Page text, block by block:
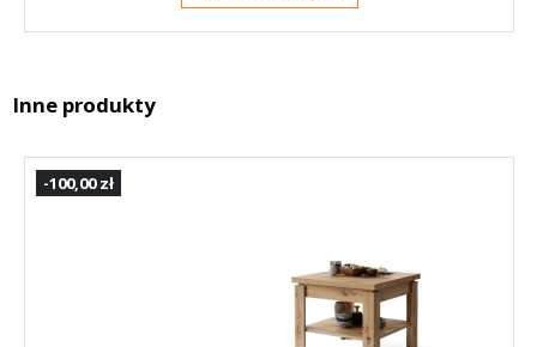
Inne produkty
-100,00 zł